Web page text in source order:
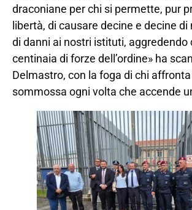
draconiane per chi si permette, pur
libertà, di causare decine e decine
di danni ai nostri istituti, aggredendo
centinaia di forze dell’ordine» ha
Delmastro, con la foga di chi
sommossa ogni volta che accende